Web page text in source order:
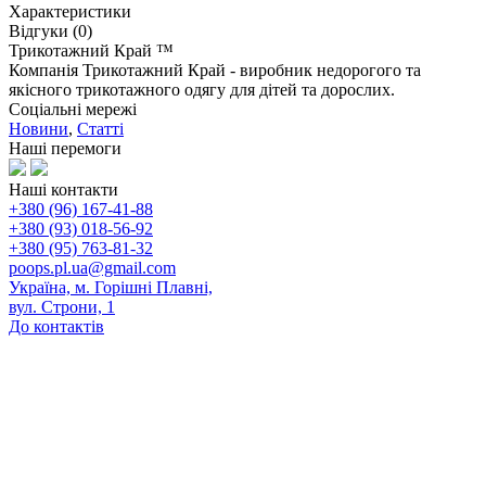
Характеристики
Відгуки (0)
Трикотажний Край ™
Компанія Трикотажний Край - виробник недорогого та
якісного трикотажного одягу для дітей та дорослих.
Соціальні мережі
Новини, Статті
Наші перемоги
Наші контакти
+380 (96) 167-41-88
+380 (93) 018-56-92
+380 (95) 763-81-32
poops.pl.ua@gmail.com
Україна, м. Горішні Плавні,
вул. Строни, 1
До контактів